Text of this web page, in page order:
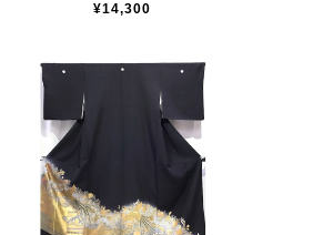
¥14,300